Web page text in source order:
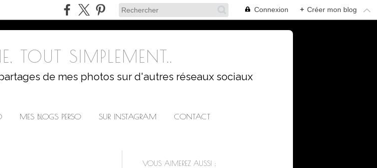
Connexion + Créer mon blog
TOUT SIMPLEMENT..
de mes photos sur d'autres réseaux sociaux
MES BLOGS PERSO SUR INSTAGRAM CONTACT
VOUS AIMEREZ AUSSI :